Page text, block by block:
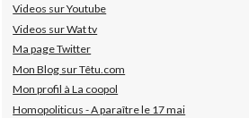
Videos sur Youtube
Videos sur Wat tv
Ma page Twitter
Mon Blog sur Têtu.com
Mon profil à La coopol
Homopoliticus - A paraître le 17 mai